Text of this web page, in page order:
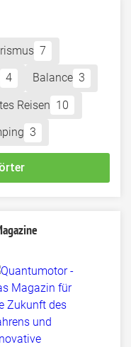
7
4 Balance 3
Reisen 10
3